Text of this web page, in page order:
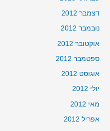
דצמבר 2012
נובמבר 2012
אוקטובר 2012
ספטמבר 2012
אוגוסט 2012
יולי 2012
מאי 2012
אפריל 2012